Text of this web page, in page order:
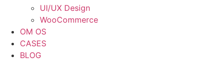
UI/UX Design
WooCommerce
OM OS
CASES
BLOG